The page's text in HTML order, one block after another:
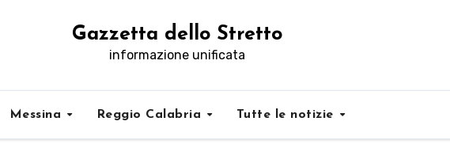
Gazzetta dello Stretto
informazione unificata
Messina Reggio Calabria Tutte le notizie